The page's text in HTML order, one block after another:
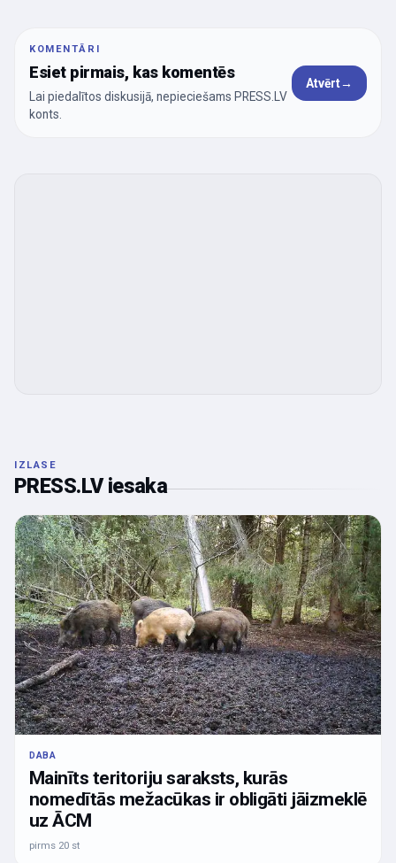
KOMENTĀRI
Esiet pirmais, kas komentēs
Lai piedalītos diskusijā, nepieciešams PRESS.LV
konts.
Atvērt→
IZLASE
PRESS.LV iesaka
DABA
Mainīts teritoriju saraksts, kurās
nomedītās mežacūkas ir obligāti jāizmeklē
uz ĀCM
pirms 20 st